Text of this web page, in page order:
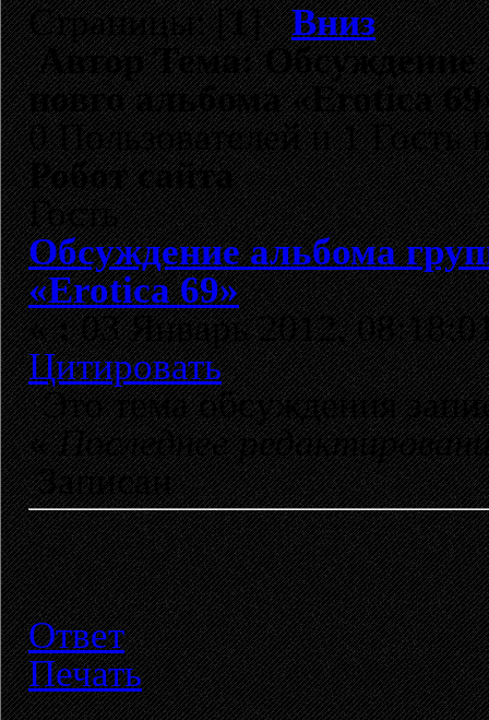
Страницы: [1]Вниз
АвторТема: Обсуждение
новго альбома «Erotica
0 Пользователей и 1 Гость
Робот сайта
Гость
Обсуждение альбома
«Erotica 69»
«:03 Январь 2012,
Цитировать
Это тема обсуждения
«Последнее
Записан
Ответ
Печать